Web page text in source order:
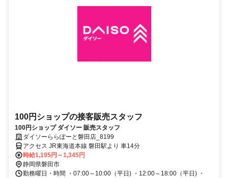
100円ショップの接客販売スタッフ
100円ショップ ダイソー 販売スタッフ
ダイソーららぽーと磐田店_8199
アクセス JR東海道本線 磐田駅より 車14分
時給1,195円～1,345円
静岡県磐田市
勤務曜日・時間 ・07:00～10:00（平日) ・12:00～18:00（平日) ・